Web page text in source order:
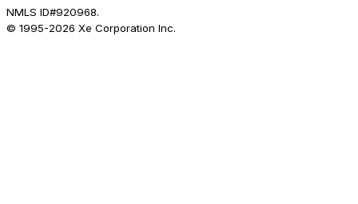
NMLS ID#920968.
© 1995-2026 Xe Corporation Inc.